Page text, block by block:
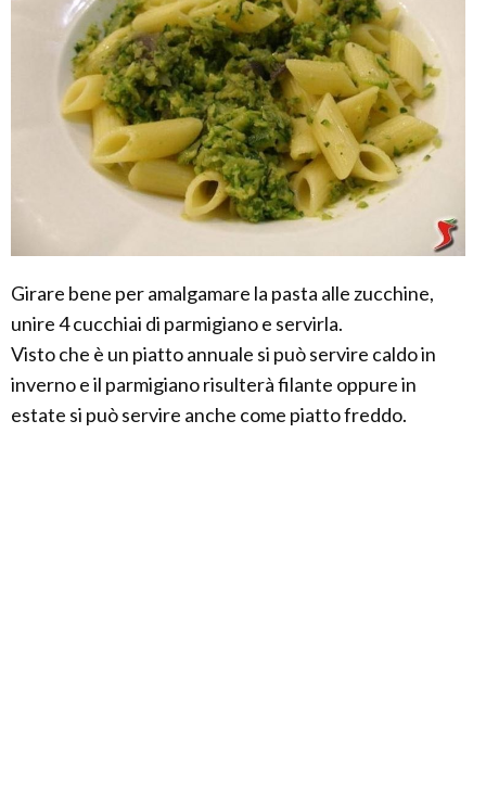
Girare bene per amalgamare la pasta alle zucchine,
unire 4 cucchiai di parmigiano e servirla.
Visto che è un piatto annuale si può servire caldo in
inverno e il parmigiano risulterà filante oppure in
estate si può servire anche come piatto freddo.